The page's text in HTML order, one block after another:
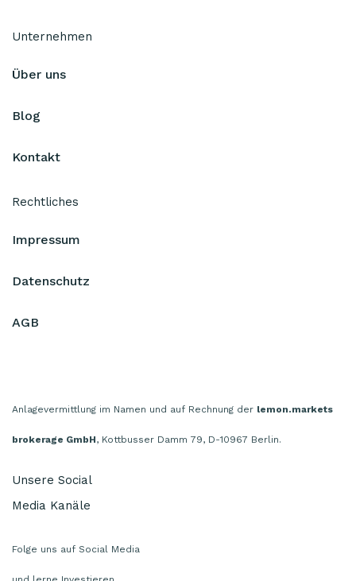
Unternehmen
Über uns
Blog
Kontakt
Rechtliches
Impressum
Datenschutz
AGB
Anlagevermittlung im Namen und auf Rechnung der lemon.markets
brokerage GmbH, Kottbusser Damm 79, D-10967 Berlin.
Unsere Social
Media Kanäle
Folge uns auf Social Media